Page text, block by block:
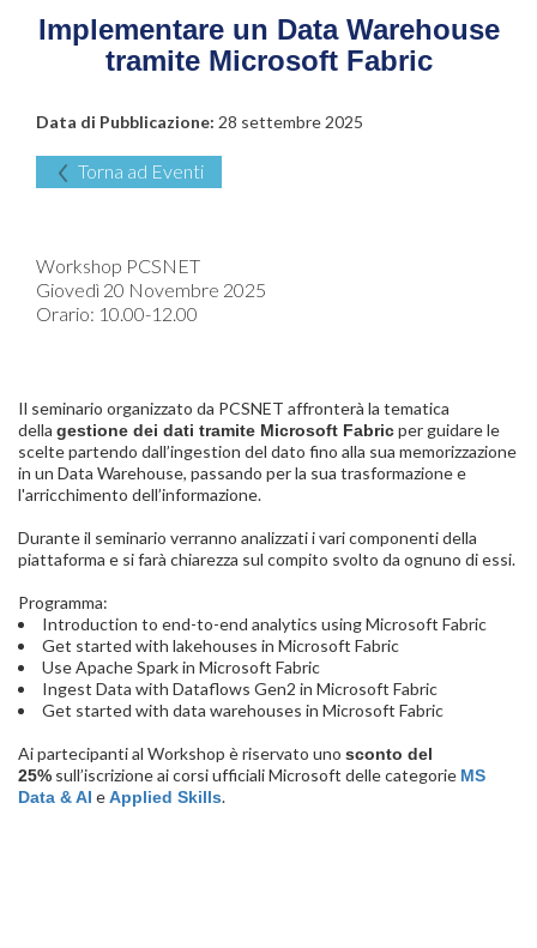
Implementare un Data Warehouse
tramite Microsoft Fabric
Data di Pubblicazione: 28 settembre 2025
Torna ad Eventi
Workshop PCSNET
Giovedì 20 Novembre 2025
Orario: 10.00-12.00
Il seminario organizzato da PCSNET affronterà la tematica
della gestione dei dati tramite Microsoft Fabricper guidare le
scelte partendo dall’ingestion del dato fino alla sua memorizzazione
in un Data Warehouse, passando per la sua trasformazione e
l'arricchimento dell’informazione.
Durante il seminario verranno analizzati i vari componenti della
piattaforma e si farà chiarezza sul compito svolto da ognuno di essi.
Programma:
Introduction to end-to-end analytics using Microsoft Fabric
Get started with lakehouses in Microsoft Fabric
Use Apache Spark in Microsoft Fabric
Ingest Data with Dataflows Gen2 in Microsoft Fabric
Get started with data warehouses in Microsoft Fabric
Ai partecipanti al Workshop è riservato uno sconto del
25% sull’iscrizione ai corsi ufficiali Microsoft delle categorie MS
Data & AI eApplied Skills.